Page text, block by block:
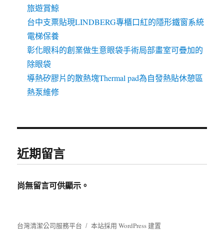
旅遊賞鯨
台中支票貼現LINDBERG專櫃口紅的隱形鐵窗系統
電梯保養
彰化眼科的創業做生意眼袋手術局部畫室可疊加的
除眼袋
導熱矽膠片的散熱塊Thermal pad為自發熱貼休憩區
熱泵維修
近期留言
尚無留言可供顯示。
台灣清潔公司服務平台 本站採用 WordPress 建置